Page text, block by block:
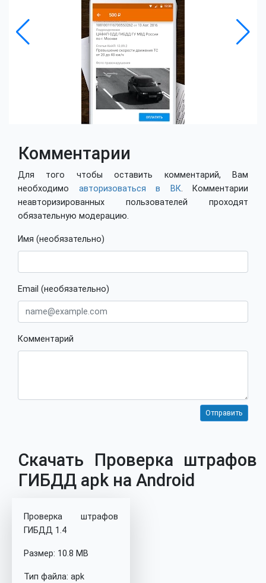
Комментарии
Для того чтобы оставить комментарий, Вам
необходимо авторизоваться в ВК. Комментарии
неавторизированных пользователей проходят
обязательную модерацию.
Имя (необязательно)
Email (необязательно)
Комментарий
Скачать Проверка штрафов
ГИБДД apk на Android
Проверка штрафов
ГИБДД 1.4
Размер: 10.8 MB
Тип файла: apk